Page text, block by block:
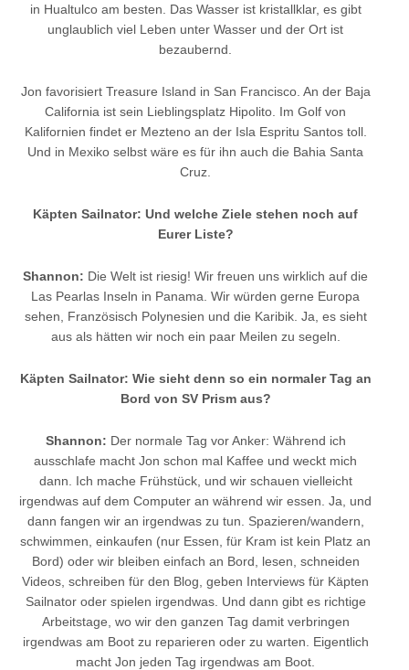
in Hualtulco am besten. Das Wasser ist kristallklar, es gibt
unglaublich viel Leben unter Wasser und der Ort ist
bezaubernd.
Jon favorisiert Treasure Island in San Francisco. An der Baja
California ist sein Lieblingsplatz Hipolito. Im Golf von
Kalifornien findet er Mezteno an der Isla Espritu Santos toll.
Und in Mexiko selbst wäre es für ihn auch die Bahia Santa
Cruz.
Käpten Sailnator: Und welche Ziele stehen noch auf
Eurer Liste?
Shannon: Die Welt ist riesig! Wir freuen uns wirklich auf die
Las Pearlas Inseln in Panama. Wir würden gerne Europa
sehen, Französisch Polynesien und die Karibik. Ja, es sieht
aus als hätten wir noch ein paar Meilen zu segeln.
Käpten Sailnator: Wie sieht denn so ein normaler Tag an
Bord von SV Prism aus?
Shannon: Der normale Tag vor Anker: Während ich
ausschlafe macht Jon schon mal Kaffee und weckt mich
dann. Ich mache Frühstück, und wir schauen vielleicht
irgendwas auf dem Computer an während wir essen. Ja, und
dann fangen wir an irgendwas zu tun. Spazieren/wandern,
schwimmen, einkaufen (nur Essen, für Kram ist kein Platz an
Bord) oder wir bleiben einfach an Bord, lesen, schneiden
Videos, schreiben für den Blog, geben Interviews für Käpten
Sailnator oder spielen irgendwas. Und dann gibt es richtige
Arbeitstage, wo wir den ganzen Tag damit verbringen
irgendwas am Boot zu reparieren oder zu warten. Eigentlich
macht Jon jeden Tag irgendwas am Boot.